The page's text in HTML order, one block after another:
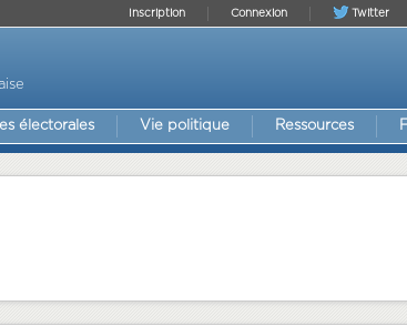
Twitter
Connexion
Inscription
électorales Vie politique Ressources